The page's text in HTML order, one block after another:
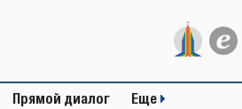
Прямой диалог Еще